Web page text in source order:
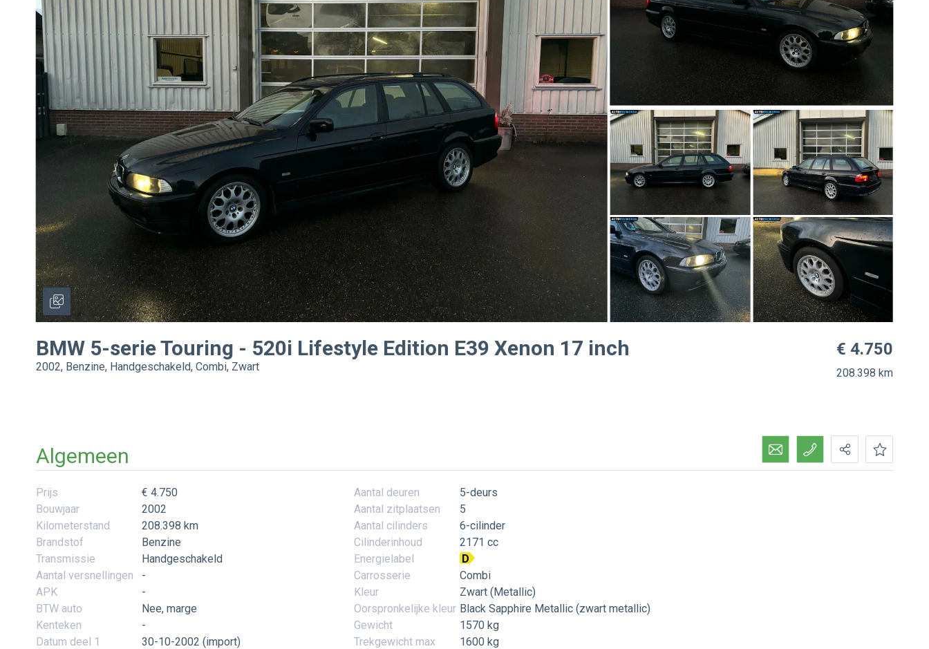
BMW 5-serie Touring - 520i Lifestyle Edition E39 Xenon 17 inch
2002, Benzine, Handgeschakeld, Combi, Zwart
€ 4.750
208.398 km
Algemeen
Prijs
€ 4.750
Bouwjaar
2002
Kilometerstand
208.398 km
Brandstof
Benzine
Transmissie
Handgeschakeld
Aantal versnellingen
-
APK
-
BTW auto
Nee, marge
Kenteken
-
Datum deel 1
30-10-2002 (import)
Aantal deuren
5-deurs
Aantal zitplaatsen
5
Aantal cilinders
6-cilinder
Cilinderinhoud
2171 cc
Energielabel
D
Carrosserie
Combi
Kleur
Zwart (Metallic)
Oorspronkelijke kleur Black Sapphire Metallic (zwart metallic)
Gewicht
1570 kg
Trekgewicht max
1600 kg